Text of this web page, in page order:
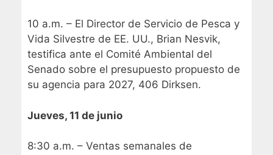
10 a.m. – El Director de Servicio de Pesca y
Vida Silvestre de EE. UU., Brian Nesvik,
testifica ante el Comité Ambiental del
Senado sobre el presupuesto propuesto de
su agencia para 2027, 406 Dirksen.
Jueves, 11 de junio
8:30 a.m. – Ventas semanales de